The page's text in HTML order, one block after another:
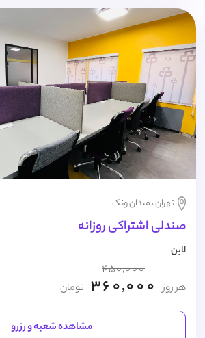
تهران ، میدان ونک
صندلی اشتراکی روزانه
لاین
هر روز
450,000
360,000 تومان
مشاهده شعبه و رزرو